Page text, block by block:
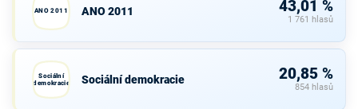
ANO 2011 ANO 2011 43,01 %
1 761 hlasů
Sociální
demokracie
Sociální demokracie 20,85 %
854 hlasů